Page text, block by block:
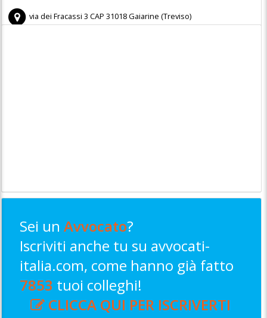
via dei Fracassi 3 CAP31018Gaiarine (Treviso)
Sei unAvvocato?
Iscriviti anche tu su avvocati-
italia.com, come hanno già fatto
7853 tuoi colleghi!
CLICCA QUI PER ISCRIVERTI